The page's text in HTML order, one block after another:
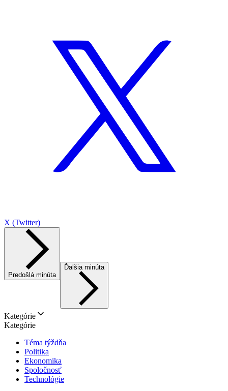
X (Twitter)
Predošlá minúta
Ďalšia minúta
Kategórie
Kategórie
Téma týždňa
Politika
Ekonomika
Spoločnosť
Technológie